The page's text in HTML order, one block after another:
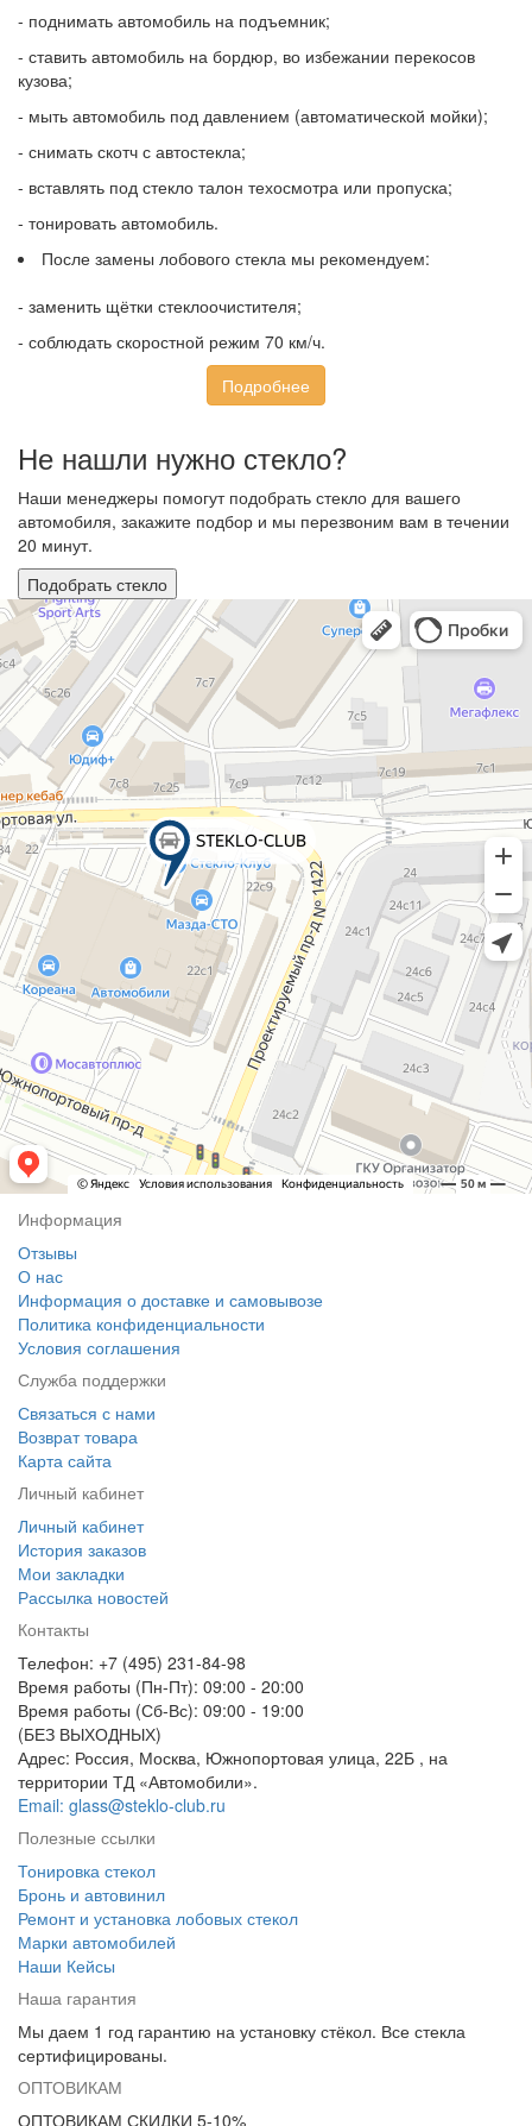
- поднимать автомобиль на подъемник;
- ставить автомобиль на бордюр, во избежании перекосов
кузова;
- мыть автомобиль под давлением (автоматической мойки);
- снимать скотч с автостекла;
- вставлять под стекло талон техосмотра или пропуска;
- тонировать автомобиль.
После замены лобового стекла мы рекомендуем:
- заменить щётки стеклоочистителя;
- соблюдать скоростной режим 70 км/ч.
Подробнее
Не нашли нужно стекло?
Наши менеджеры помогут подобрать стекло для вашего
автомобиля, закажите подбор и мы перезвоним вам в течении
20 минут.
Подобрать стекло
Информация
Отзывы
О нас
Информация о доставке и самовывозе
Политика конфиденциальности
Условия соглашения
Служба поддержки
Связаться с нами
Возврат товара
Карта сайта
Личный кабинет
Личный кабинет
История заказов
Мои закладки
Рассылка новостей
Контакты
Телефон: +7 (495) 231-84-98
Время работы (Пн-Пт): 09:00 - 20:00
Время работы (Сб-Вс): 09:00 - 19:00
(БЕЗ ВЫХОДНЫХ)
Адрес: Россия, Москва, Южнопортовая улица, 22Б , на
территории ТД «Автомобили».
Email: glass@steklo-club.ru
Полезные ссылки
Тонировка стекол
Бронь и автовинил
Ремонт и установка лобовых стекол
Марки автомобилей
Наши Кейсы
Наша гарантия
Мы даем 1 год гарантию на установку стёкол. Все стекла
сертифицированы.
ОПТОВИКАМ
ОПТОВИКАМ СКИДКИ 5-10%